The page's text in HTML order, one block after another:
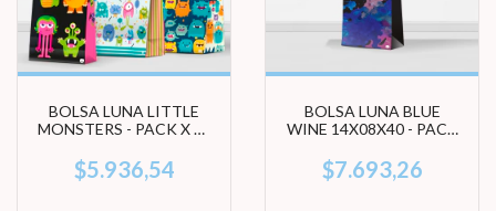
BOLSA LUNA LITTLE
MONSTERS - PACK X 10
TAMAÑO)
$5.936,54
BOLSA LUNA BLUE
WINE 14X08X40 - PACK
$7.693,26